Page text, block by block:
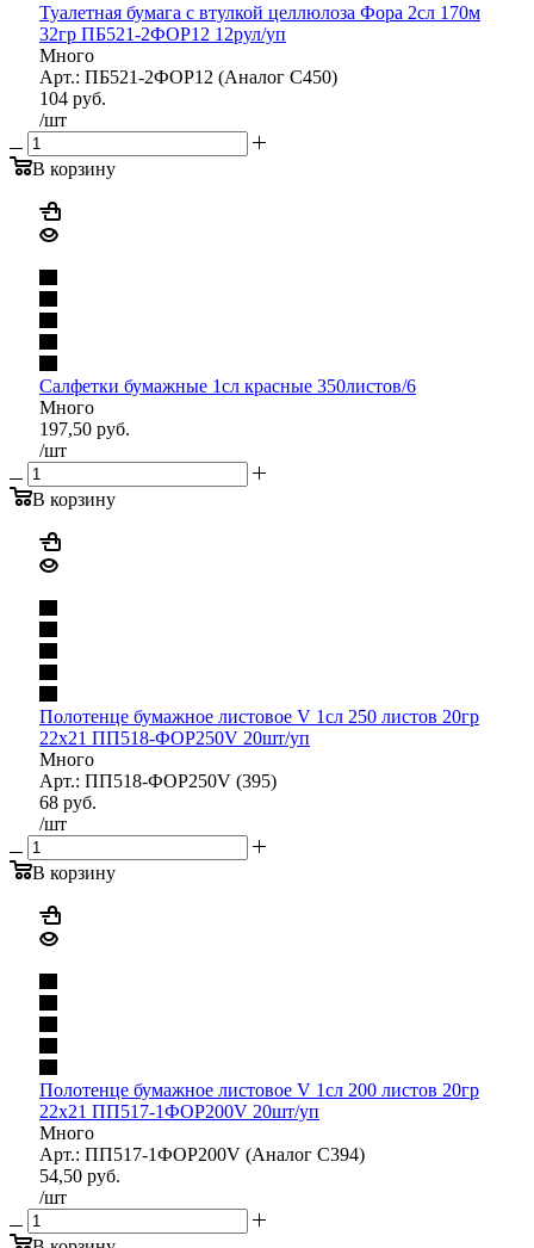
Туалетная бумага с втулкой целлюлоза Фора 2сл 170м
32гр ПБ521-2ФОР12 12рул/уп
Много
Арт.: ПБ521-2ФОР12 (Аналог С450)
104 руб.
/шт
В корзину
Салфетки бумажные 1сл красные 350листов/6
Много
197,50 руб.
/шт
В корзину
Полотенце бумажное листовое V 1сл 250 листов 20гр
22х21 ПП518-ФОР250V 20шт/уп
Много
Арт.: ПП518-ФОР250V (395)
68 руб.
/шт
В корзину
Полотенце бумажное листовое V 1сл 200 листов 20гр
22х21 ПП517-1ФОР200V 20шт/уп
Много
Арт.: ПП517-1ФОР200V (Аналог С394)
54,50 руб.
/шт